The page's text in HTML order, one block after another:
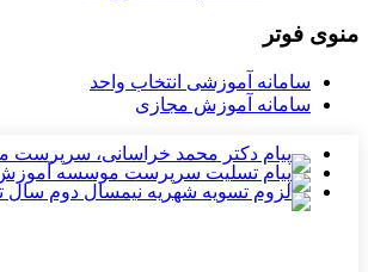
منوی فوتر
سامانه آموزشی انتخاب واحد
سامانه آموزش مجازی